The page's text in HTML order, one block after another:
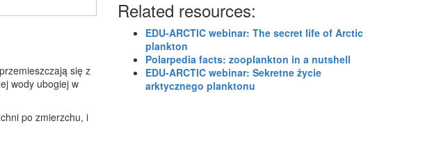
się z
wody ubogiej w
po zmierzchu, i
Related resources:
EDU-ARCTIC webinar: The secret life of Arctic
plankton
Polarpedia facts: zooplankton in a nutshell
EDU-ARCTIC webinar: Sekretne życie
arktycznego planktonu